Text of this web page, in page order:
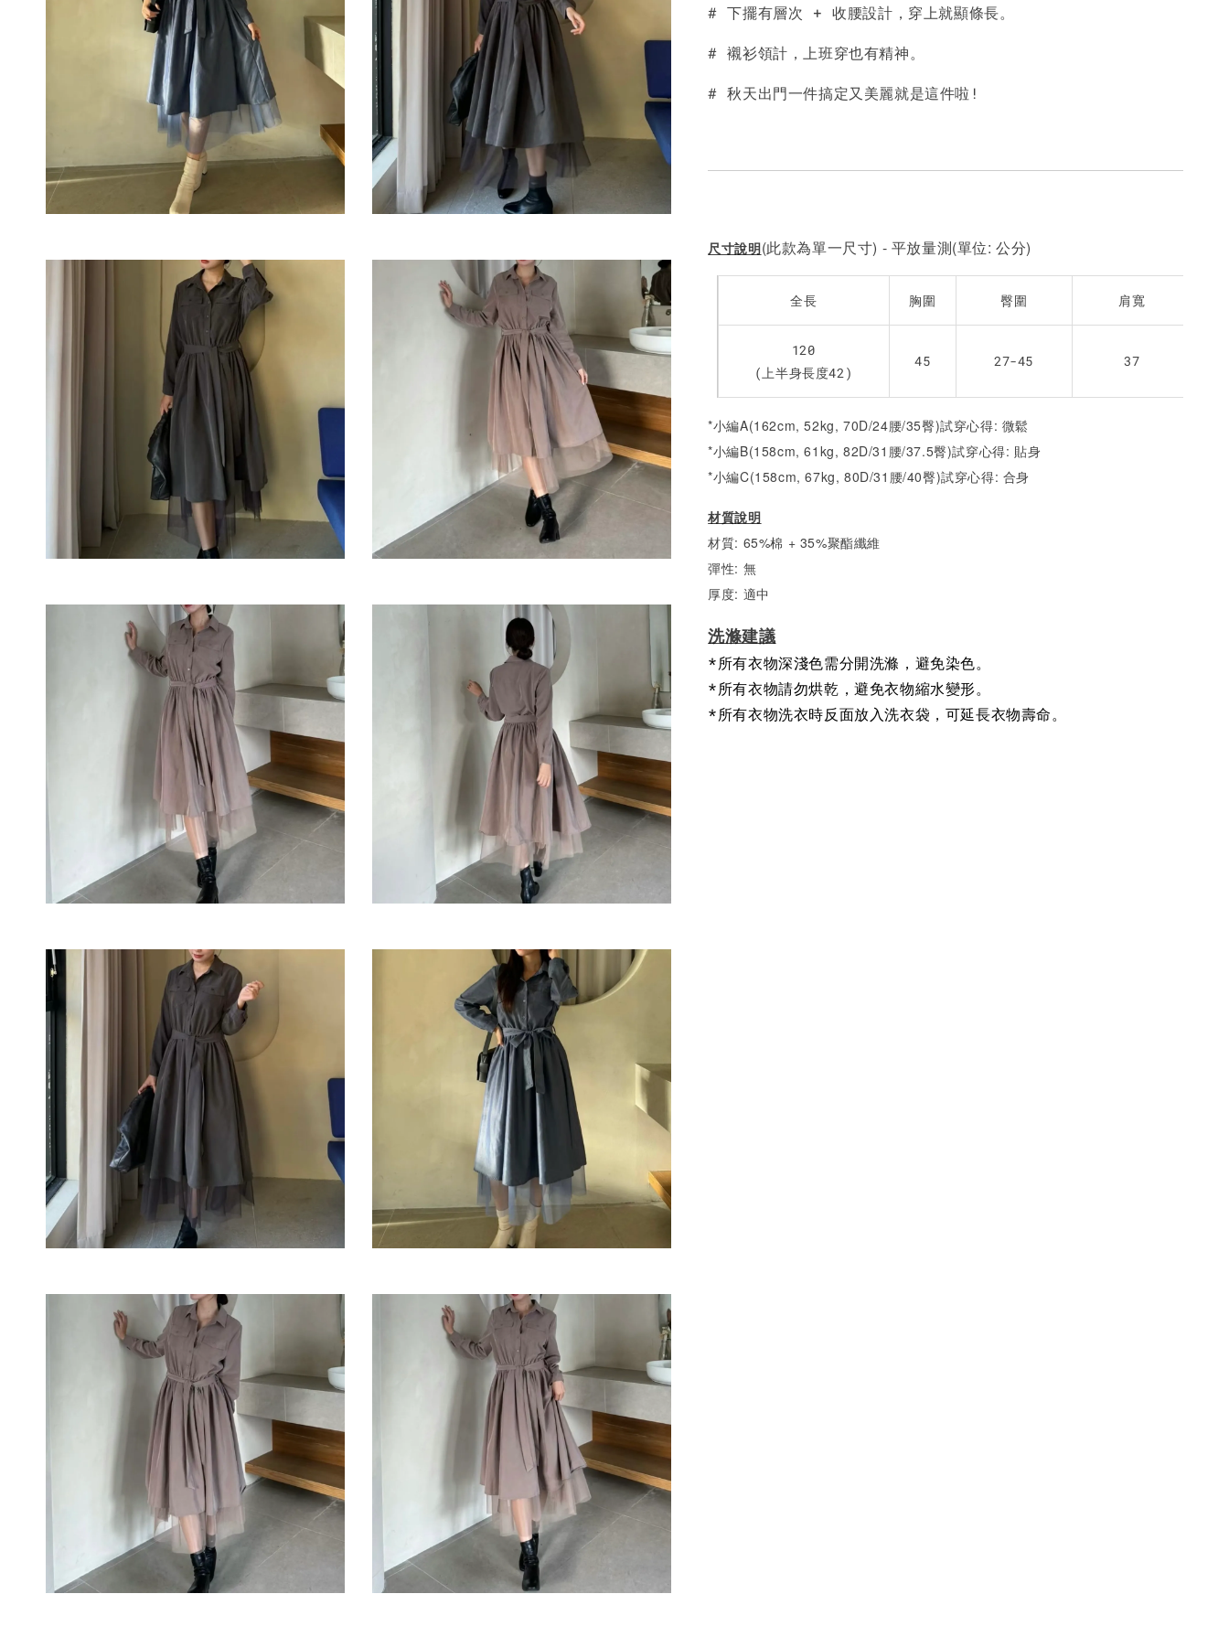
NT$ 190
NT$ 450
- +NT$ 190
NT$ 450
-
# 下擺有層次 + 收腰設計，穿上就顯條長。
# 襯衫領計，上班穿也有精神。
# 秋天出門一件搞定又美麗就是這件啦!
尺寸說明(此款為單一尺寸) - 平放量測(單位: 公分)
全長 胸圍 臀圍 肩寬
120
(上半身長度42)
45 27-45 37
*小編A(162cm, 52kg, 70D/24腰/35臀)試穿心得: 微鬆
*小編B(158cm, 61kg, 82D/31腰/37.5臀)試穿心得: 貼身
*小編C(158cm, 67kg, 80D/31腰/40臀)試穿心得: 合身
材質說明
材質: 65%棉 + 35%聚酯纖維
彈性: 無
厚度: 適中
洗滌建議
*所有衣物深淺色需分開洗滌，避免染色。
*所有衣物請勿烘乾，避免衣物縮水變形。
*所有衣物洗衣時反面放入洗衣袋，可延長衣物壽命。